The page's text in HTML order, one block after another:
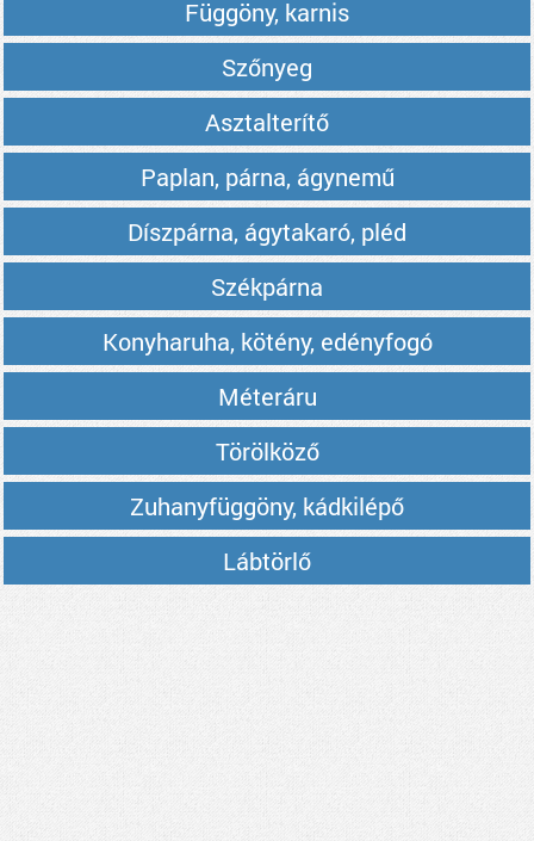
Függöny, karnis
Szőnyeg
Asztalterítő
Paplan, párna, ágynemű
Díszpárna, ágytakaró, pléd
Székpárna
Konyharuha, kötény, edényfogó
Méteráru
Törölköző
Zuhanyfüggöny, kádkilépő
Lábtörlő